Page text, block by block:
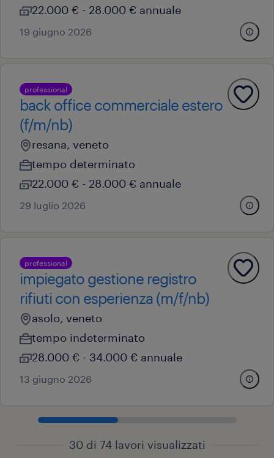
22.000 € - 28.000 € annuale
19 giugno 2026
professional
back office commerciale estero
(f/m/nb)
resana, veneto
tempo determinato
22.000 € - 28.000 € annuale
29 luglio 2026
professional
impiegato gestione registro
rifiuti con esperienza (m/f/nb)
asolo, veneto
tempo indeterminato
28.000 € - 34.000 € annuale
13 giugno 2026
30 di 74 lavori visualizzati